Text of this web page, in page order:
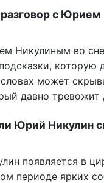
с Юрием
Никулиным во сне
которую
может
давно тревожит
Юрий Никулин
появляется в
периоде ярких